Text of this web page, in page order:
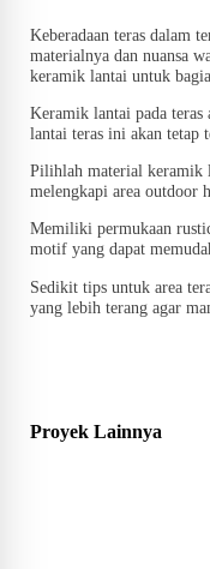
Keberadaan teras dalam
materialnya dan nuansa
keramik lantai untuk
Keramik lantai pada teras
lantai teras ini akan tetap
Pilihlah material keramik
melengkapi area outdoor
Memiliki permukaan
motif yang dapat
Sedikit tips untuk area
yang lebih terang agar
Proyek Lainnya